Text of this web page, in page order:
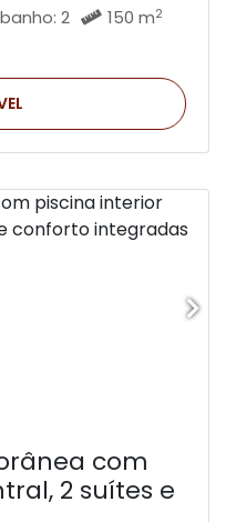
2 150 m2
com
2 suítes e